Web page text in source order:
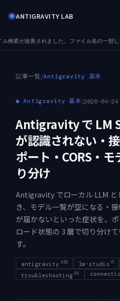
◉ANTIGRAVITY LAB
ない状態から、大規模リポジトリでも目的
記事一覧/Antigravity 基本
◉ Antigravity 基本/2026-04-24
Antigravity で LM
が認識されない・
ポート・CORS・
り分け
Antigravity でローカル LLM
き、モデル一覧が空になる・
が届かないといった症状を、
ロード状態の 3 層で切り分け
す。
antigravity 436 lm-studio 6
troubleshooting 88